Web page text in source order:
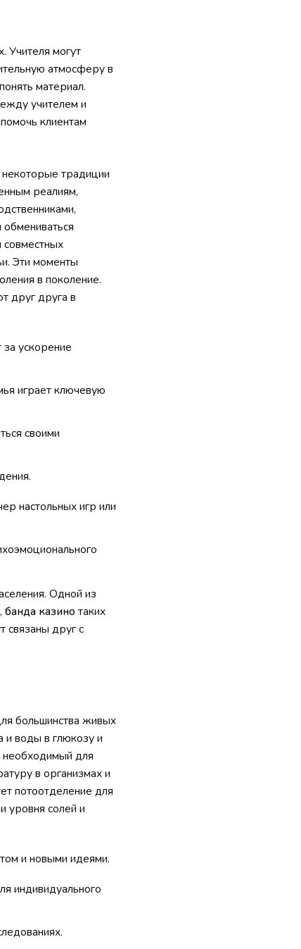
Учителя могут
атмосферу в
материал.
учителем и
клиентам
некоторые традиции
реалиям,
Эти моменты
в поколение.
друг друга в
ускорение
играет ключевую
своими
настольных игр или
Одной из
банда казино таких
связаны друг с
большинства живых
и воды в глюкозу и
необходимый для
в организмах и
потоотделение для
уровня солей и
и новыми идеями.
индивидуального